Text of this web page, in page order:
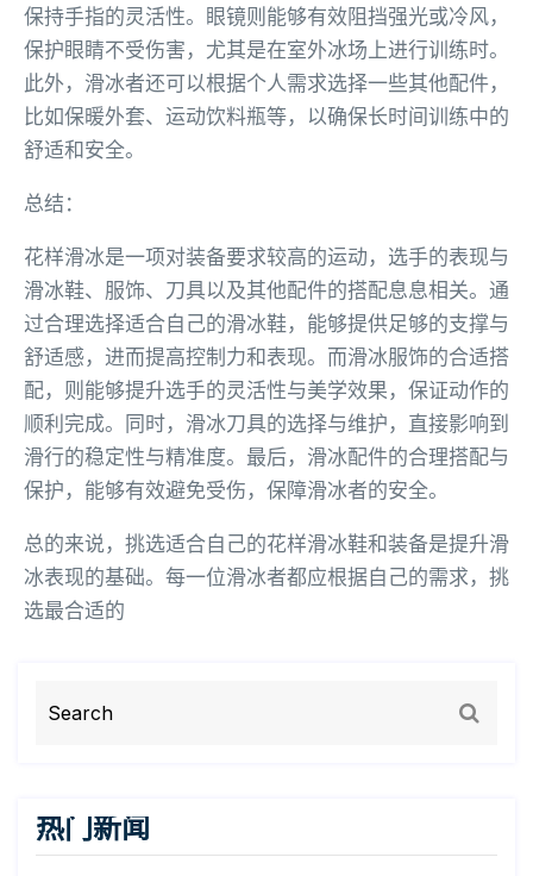
保持手指的灵活性。眼镜则能够有效阻挡强光或冷风，
保护眼睛不受伤害，尤其是在室外冰场上进行训练时。
此外，滑冰者还可以根据个人需求选择一些其他配件，
比如保暖外套、运动饮料瓶等，以确保长时间训练中的
舒适和安全。
总结：
花样滑冰是一项对装备要求较高的运动，选手的表现与
滑冰鞋、服饰、刀具以及其他配件的搭配息息相关。通
过合理选择适合自己的滑冰鞋，能够提供足够的支撑与
舒适感，进而提高控制力和表现。而滑冰服饰的合适搭
配，则能够提升选手的灵活性与美学效果，保证动作的
顺利完成。同时，滑冰刀具的选择与维护，直接影响到
滑行的稳定性与精准度。最后，滑冰配件的合理搭配与
保护，能够有效避免受伤，保障滑冰者的安全。
总的来说，挑选适合自己的花样滑冰鞋和装备是提升滑
冰表现的基础。每一位滑冰者都应根据自己的需求，挑
选最合适的
热门新闻